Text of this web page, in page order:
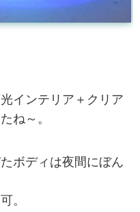
インテリア＋クリア
ね～。
ボディは夜間にぼん
。